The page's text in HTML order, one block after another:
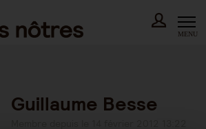
MENU
Guillaume Besse